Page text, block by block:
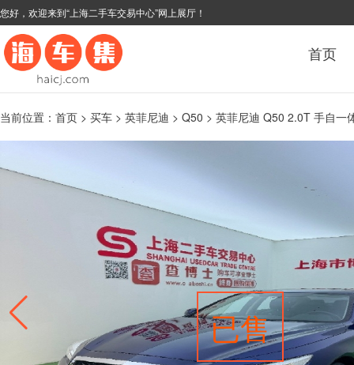
您好，欢迎来到“上海二手车交易中心”网上展厅！
首页
当前位置： 首页 > 买车 > 英菲尼迪 > Q50 > 英菲尼迪 Q50 2.0T 手自一
已售